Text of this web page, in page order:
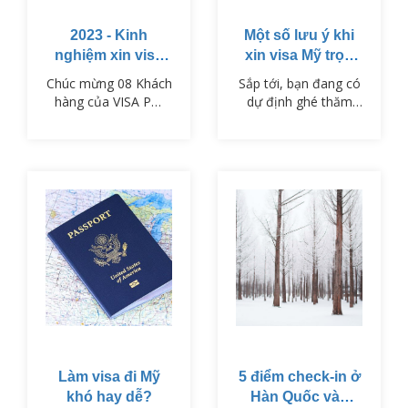
2023 - Kinh
nghiệm xin visa
du lịch Nhật Bản
Chúc mừng 08 Khách
hàng của VISA PM
Một số lưu ý khi
xin visa Mỹ trọn
gói
Sắp tới, bạn đang có
dự định ghé thăm
Đừng lo, đã có
visaPM, chúng tôi sẽ
cung cấp đến bạn
một số thông tin hữu
ích để làm visa đi Mỹ
trong bài viết dưới
đây.
Làm visa đi Mỹ
khó hay dễ?
5 điểm check-in ở
Hàn Quốc vào